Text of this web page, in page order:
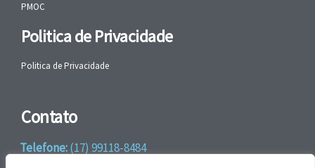
PMOC
Politica de Privacidade
Politica de Privacidade
Contato
Telefone:(17) 99118-8484